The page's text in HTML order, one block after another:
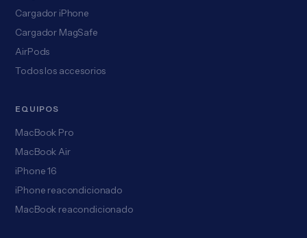
Cargador iPhone
Cargador MagSafe
AirPods
Todos los accesorios
EQUIPOS
MacBook Pro
MacBook Air
iPhone 16
iPhone reacondicionado
MacBook reacondicionado